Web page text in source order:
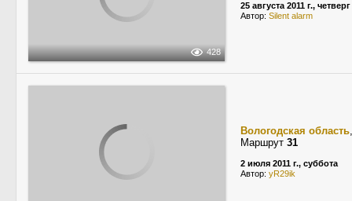
428
25 августа 2011 г., четверг
Автор: Silent alarm
Вологодская область
Маршрут 31
2 июля 2011 г., суббота
Автор: yR29ik